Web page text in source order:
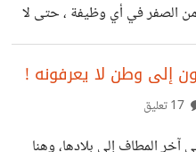
الصفر في أي وظيفة ، حتى لا
ممكن يكون الحل الأسرع. قلت
أقدر أتحرك بسرعة وأبني
اكتشفت إن القرض صحيح
إلى وطن لا يعرفونه !